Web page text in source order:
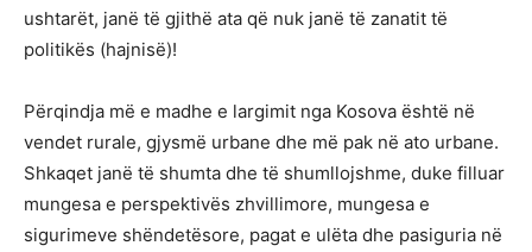
ushtarët, janë të gjithë ata që nuk janë të zanatit të
politikës (hajnisë)!
Përqindja më e madhe e largimit nga Kosova është në
vendet rurale, gjysmë urbane dhe më pak në ato urbane.
Shkaqet janë të shumta dhe të shumllojshme, duke filluar
mungesa e perspektivës zhvillimore, mungesa e
sigurimeve shëndetësore, pagat e ulëta dhe pasiguria në